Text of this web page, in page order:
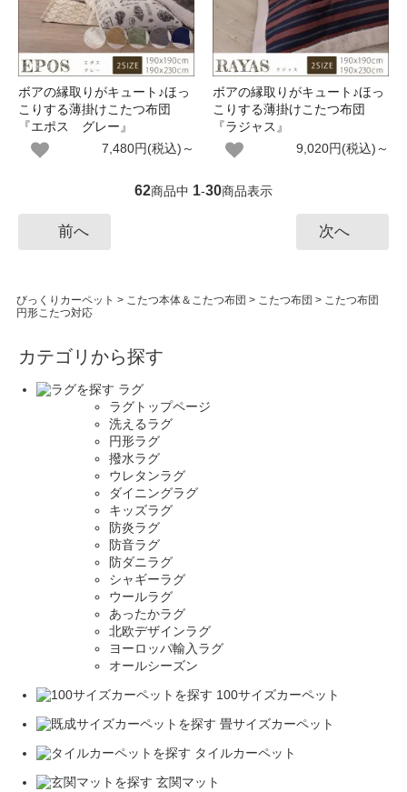
ボアの縁取りがキュート♪ほっ
こりする薄掛けこたつ布団
『エポス グレー』
7,480円(税込)～
ボアの縁取りがキュート♪ほっ
こりする薄掛けこたつ布団
『ラジャス』
9,020円(税込)～
62商品中 1-30商品表示
前へ 次へ
びっくりカーペット > こたつ本体＆こたつ布団 > こたつ布団 > こたつ布団
円形こたつ対応
カテゴリから探す
ラグ
ラグトップページ
洗えるラグ
円形ラグ
撥水ラグ
ウレタンラグ
ダイニングラグ
キッズラグ
防炎ラグ
防音ラグ
防ダニラグ
シャギーラグ
ウールラグ
あったかラグ
北欧デザインラグ
ヨーロッパ輸入ラグ
オールシーズン
100サイズカーペット
畳サイズカーペット
タイルカーペット
玄関マット